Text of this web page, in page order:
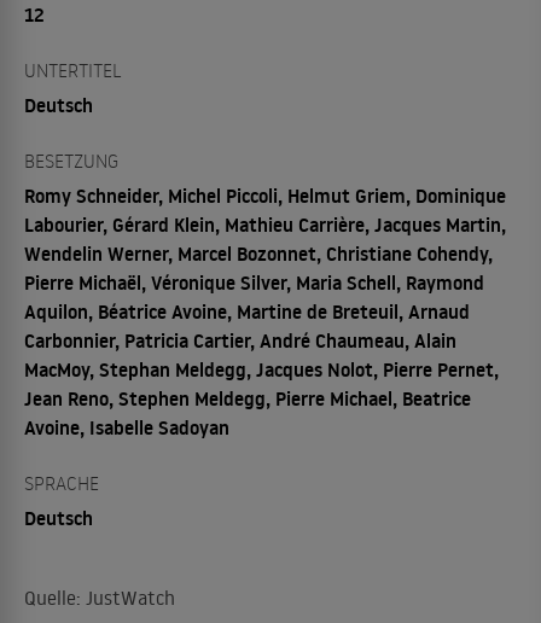
12
UNTERTITEL
Deutsch
BESETZUNG
Romy Schneider, Michel Piccoli, Helmut Griem, Dominique
Labourier, Gérard Klein, Mathieu Carrière, Jacques Martin,
Wendelin Werner, Marcel Bozonnet, Christiane Cohendy,
Pierre Michaël, Véronique Silver, Maria Schell, Raymond
Aquilon, Béatrice Avoine, Martine de Breteuil, Arnaud
Carbonnier, Patricia Cartier, André Chaumeau, Alain
MacMoy, Stephan Meldegg, Jacques Nolot, Pierre Pernet,
Jean Reno, Stephen Meldegg, Pierre Michael, Beatrice
Avoine, Isabelle Sadoyan
SPRACHE
Deutsch
Quelle: JustWatch